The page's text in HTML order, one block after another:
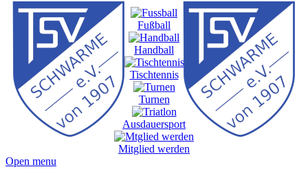
Fußball
Handball
Tischtennis
Turnen
Ausdauersport
Mitglied werden
Open menu